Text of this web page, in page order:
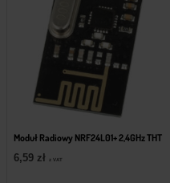
Moduł Radiowy NRF24L01+ 2,4GHz THT
6,59 zł z VAT